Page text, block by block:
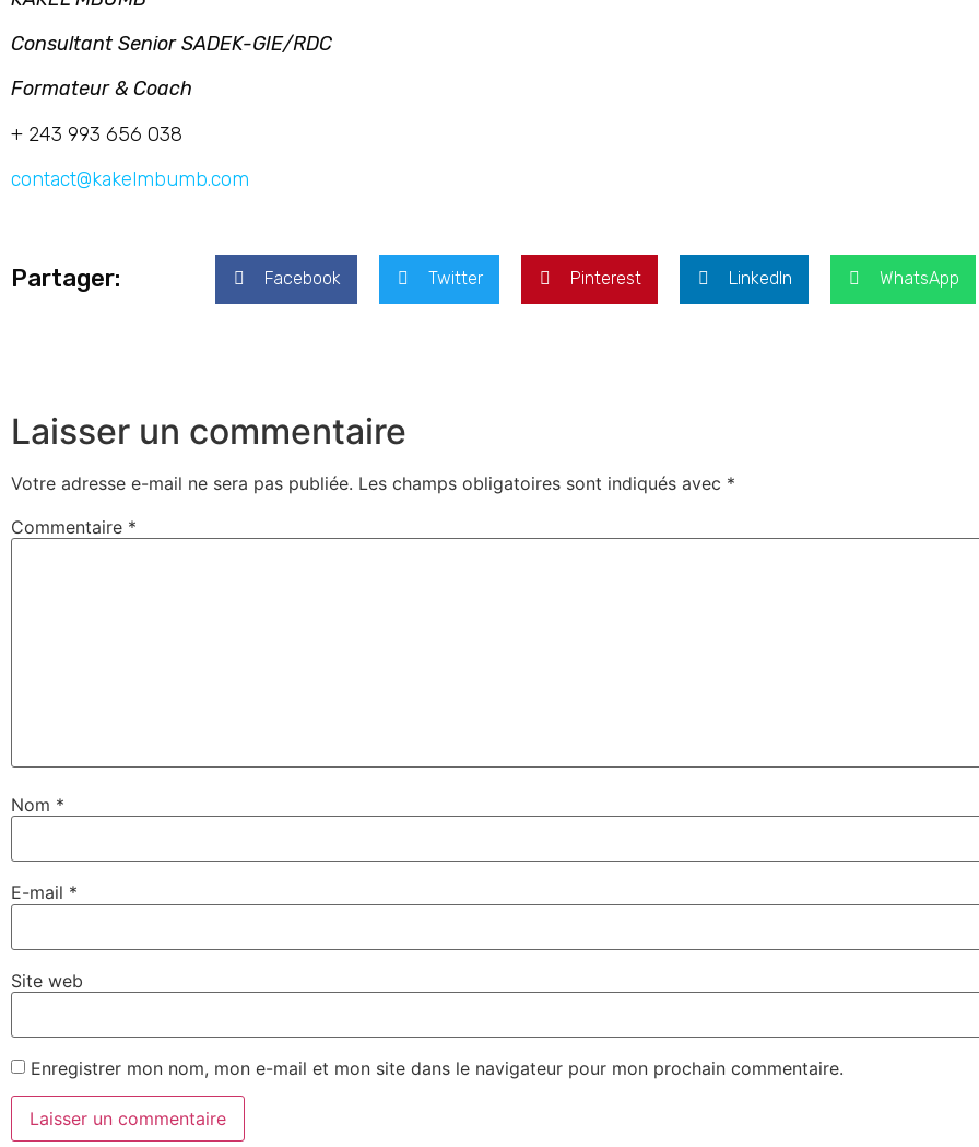
Consultant Senior SADEK-GIE/RDC
Formateur & Coach
+ 243 993 656 038
contact@kakelmbumb.com
Partager: Facebook Twitter Pinterest LinkedIn WhatsApp
Laisser un commentaire
Votre adresse e-mail ne sera pas publiée. Les champs obligatoires sont indiqués avec *
Commentaire *
Nom *
E-mail *
Site web
Enregistrer mon nom, mon e-mail et mon site dans le navigateur pour mon prochain commentaire.